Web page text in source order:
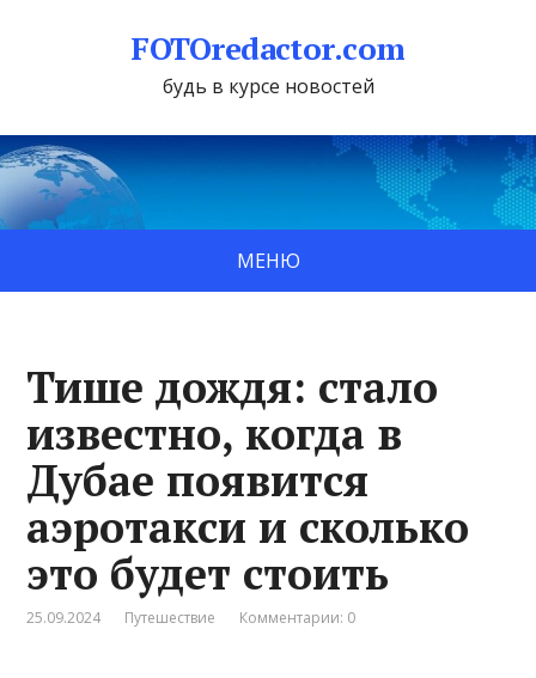
FOTOredactor.com
будь в курсе новостей
МЕНЮ
Тише дождя: стало
известно, когда в
Дубае появится
аэротакси и сколько
это будет стоить
25.09.2024 Путешествие Комментарии: 0